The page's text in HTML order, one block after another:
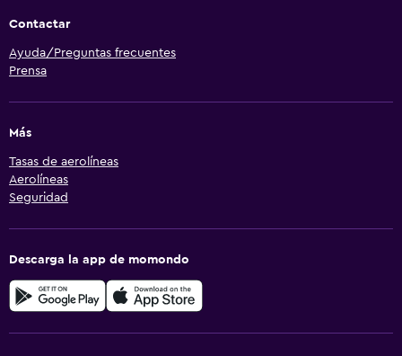
Contactar
Ayuda/Preguntas frecuentes
Prensa
Más
Tasas de aerolíneas
Aerolíneas
Seguridad
Descarga la app de momondo